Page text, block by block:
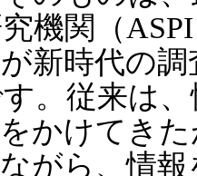
機関（
新時代の
。従来は
かけてき
がら、情